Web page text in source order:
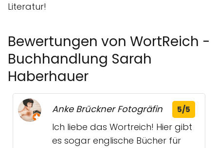
Literatur!
Bewertungen von WortReich -
Buchhandlung Sarah
Haberhauer
Anke Brückner Fotogräfin 5/5
Ich liebe das Wortreich! Hier gibt
es sogar englische Bücher für